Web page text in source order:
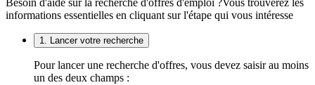
Besoin d'aide sur la recherche d'offres d'emploi ?Vous trouverez les
informations essentielles en cliquant sur l'étape qui vous intéresse
1. Lancer votre recherche
Pour lancer une recherche d'offres, vous devez saisir au moins
un des deux champs :